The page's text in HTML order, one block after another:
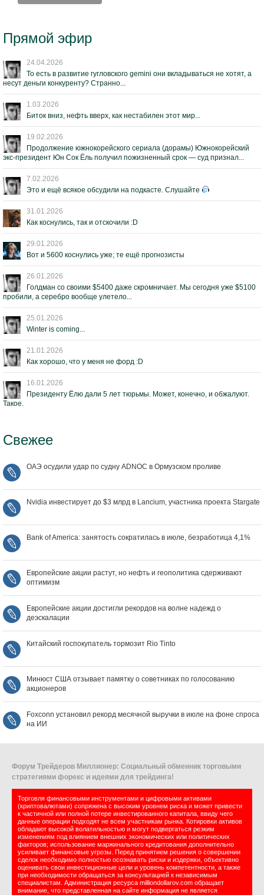
Прямой эфир
24.04.2026
То есть в развитие гугловского gemini они вкладываться не хотят, а
несут деньги конкуренту? Странно...
1.03.2026
Биток вниз, нефть вверх, как нестабилен этот мир...
19.02.2026
Продолжение южнокорейского сериала (дорамы) Южнокорейский
экс-президент Юн Сок Ёль получил пожизненный срок — суд признал...
7.02.2026
Это и ещё всякое обсудили на подкасте. Слушайте
31.01.2026
Как коснулись, так и отскочили :D
29.01.2026
Вот и 5600 коснулись уже; те ещё прогнозисты
26.01.2026
Голдман со своими $5400 даже скромничает. Мы сегодня уже $5100
пробили, а серебро вообще улетело...
25.01.2026
Winter is coming...
21.01.2026
Как хорошо, что у меня не форд :D
16.01.2026
Президенту Ёлю дали 5 лет тюрьмы. Может, конечно, и обжалуют.
Такое.
Свежее
ОАЭ осудили удар по судну ADNOC в Ормузском проливе
Nvidia инвестирует до $3 млрд в Lancium, участника проекта Stargate
Bank of America: занятость сократилась в июле, безработица 4,1%
Европейские акции растут, но нефть и геополитика сдерживают
оптимизм
Европейские акции достигли рекордов на волне надежд о
деэскалации
Китайский госпокупатель тормозит Rio Tinto
Минюст США отзывает памятку о советниках по голосованию
акционеров
Foxconn установил рекорд месячной выручки в июле на фоне спроса
на ИИ
Форум Трейдеров Миллионер: Социальный обменник торговыми
стратегиями форекс и идеями для трейдинга!
Торговля финансовыми инструментами и цифровыми активами
(криптовалютами) сопряжена с высоким уровнем риска и может привести
к частичной или полной потере инвестированного капитала, ввиду чего
данные операции подходят не всем участникам рынка. Котировки активов
обладают высокой волатильностью и могут подвергаться резким
изменениям под влиянием внешних экономических или политических
факторов; использование маржинального кредитования дополнительно
усиливает финансовые угрозы. Перед принятием решения о совершении
сделок необходимо полностью осознавать риски и издержки, объективно
оценивать свои инвестиционные цели и уровень компетентности, а также
при необходимости обращаться за консультацией к независимым
специалистам. Администрация ресурса milliondollarov.com обращает
внимание, что представленная на сайте информация не является